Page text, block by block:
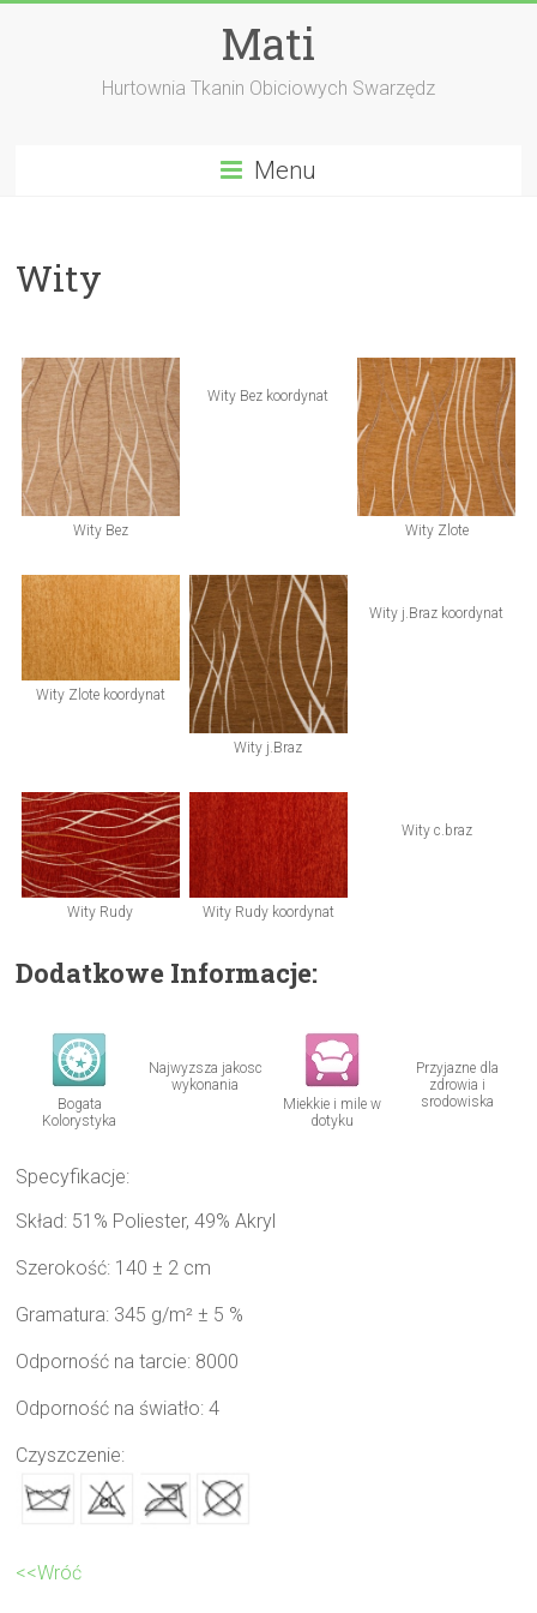
Mati
Hurtownia Tkanin Obiciowych Swarzędz
Menu
Wity
Wity Bez
Wity Bez koordynat
Wity Zlote
Wity Zlote koordynat
Wity j.Braz
Wity j.Braz koordynat
Wity Rudy Wity Rudy koordynat
Wity c.braz
Dodatkowe Informacje:
Bogata
Kolorystyka
Najwyzsza jakosc
wykonania
Miekkie i mile w
dotyku
Przyjazne dla
zdrowia i
srodowiska
Specyfikacje:
Skład: 51% Poliester, 49% Akryl
Szerokość: 140 ± 2 cm
Gramatura: 345 g/m² ± 5 %
Odporność na tarcie: 8000
Odporność na światło: 4
Czyszczenie:
<<Wróć